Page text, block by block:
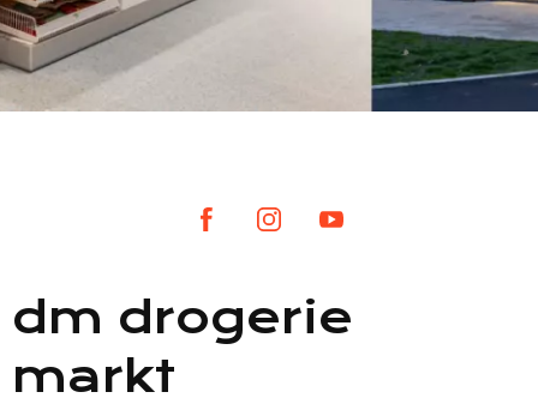
Seznam NC
Informace
dm drogerie
markt